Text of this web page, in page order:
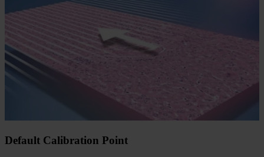
Default Calibration Point